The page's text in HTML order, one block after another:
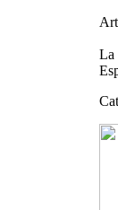
La